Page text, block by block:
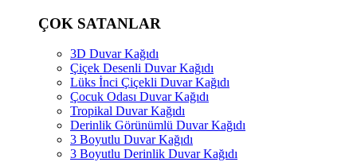
ÇOK SATANLAR
3D Duvar Kağıdı
Çiçek Desenli Duvar Kağıdı
Lüks İnci Çiçekli Duvar Kağıdı
Çocuk Odası Duvar Kağıdı
Tropikal Duvar Kağıdı
Derinlik Görünümlü Duvar Kağıdı
3 Boyutlu Duvar Kağıdı
3 Boyutlu Derinlik Duvar Kağıdı